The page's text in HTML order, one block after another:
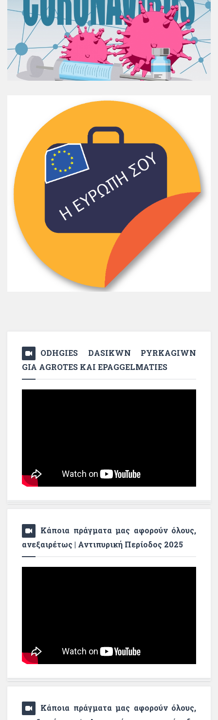
ODHGIES DASIKWN PYRKAGIWN
GIA AGROTES KAI EPAGGELMATIES
Κάποια πράγματα μας αφορούν όλους,
ανεξαιρέτως | Αντιπυρική Περίοδος 2025
Κάποια πράγματα μας αφορούν όλους,